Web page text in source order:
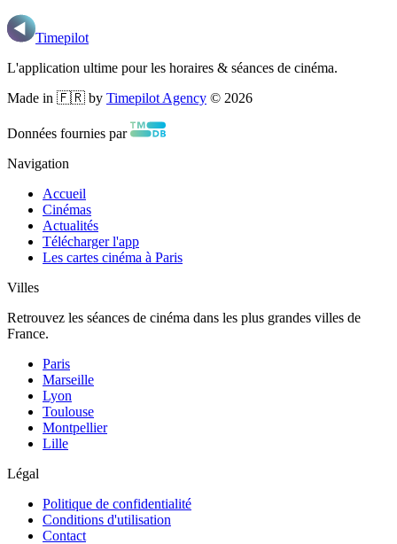
Timepilot
L'application ultime pour les horaires & séances de cinéma.
Made in 🇫🇷 by Timepilot Agency © 2026
Données fournies par
Navigation
Accueil
Cinémas
Actualités
Télécharger l'app
Les cartes cinéma à Paris
Villes
Retrouvez les séances de cinéma dans les plus grandes villes de
France.
Paris
Marseille
Lyon
Toulouse
Montpellier
Lille
Légal
Politique de confidentialité
Conditions d'utilisation
Contact